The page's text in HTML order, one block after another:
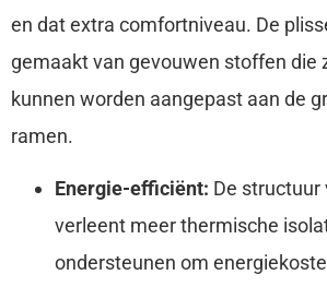
en dat extra comfortniveau. De
gemaakt van gevouwen stoffen die
kunnen worden aangepast aan de
ramen.
Energie-efficiënt: De structuur
verleent meer thermische
ondersteunen om